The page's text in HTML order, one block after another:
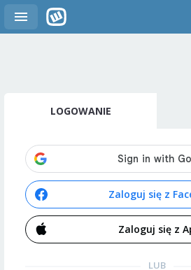
LOGOWANIE
Zaloguj się z
Zaloguj się z
LUB